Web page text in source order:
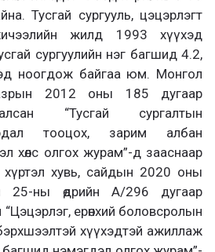
Тусгай сургууль, цэцэрлэгт
жилд 1993 хүүхэд
сургуулийн нэг багшид 4.2,
ноогдож байгаа юм. Монгол
2012 оны 185 дугаар
“Тусгай сургалтын
тооцох, зарим албан
хөлс олгох журам”-д зааснаар
хувь, сайдын 2020 оны
25-ны өдрийн А/296 дугаар
ерөнхий боловсролын
хүүхэдтэй ажиллаж